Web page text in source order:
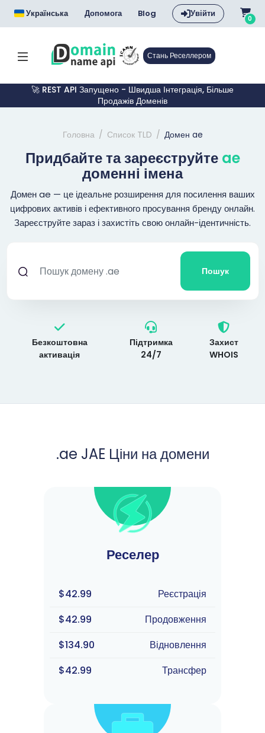
Українська Допомога Blog Увійти 0
Стань Реселлером
🚀 REST API Запущено - Швидша Інтеграція, Більше
Продажів Доменів
Головна Список TLD Домен ae
Придбайте та зареєструйте ae
доменні імена
Домен ae — це ідеальне розширення для посилення ваших
цифрових активів і ефективного просування бренду онлайн.
Зареєструйте зараз і захистіть свою онлайн-ідентичність.
Пошук
Безкоштовна
активація
Підтримка
24/7
Захист
WHOIS
.ae JAE Ціни на домени
Реселер
$42.99
Реєстрація
$42.99
Продовження
$134.90
Відновлення
$42.99
Трансфер